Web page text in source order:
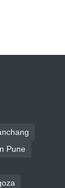
Pune